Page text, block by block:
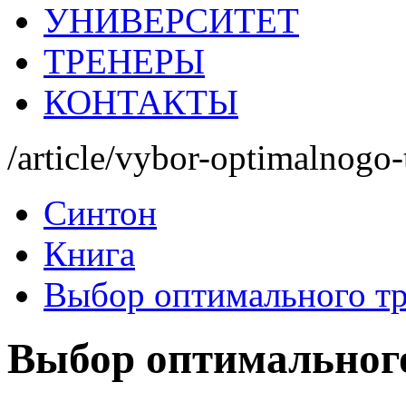
УНИВЕРСИТЕТ
ТРЕНЕРЫ
КОНТАКТЫ
/article/vybor-
Синтон
Книга
Выбор оптимального
Выбор